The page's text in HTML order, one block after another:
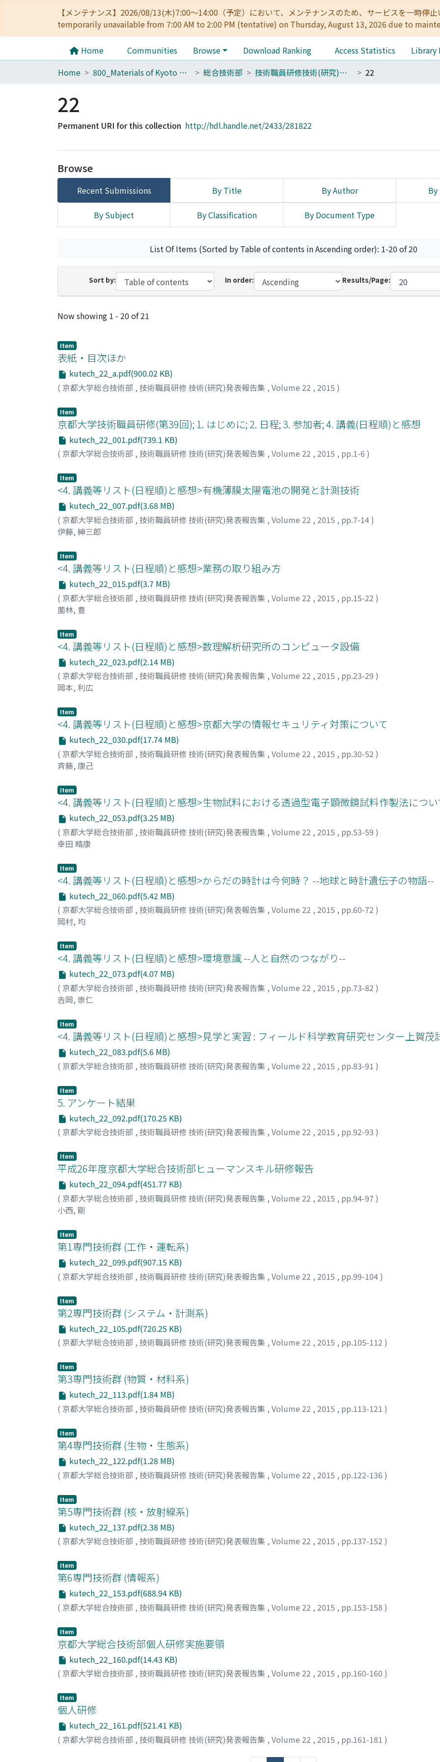
【メンテナンス】2026/08/13(木)7:00～14:00（予定）において、メンテナンスのため、サービスを一時
temporarily unavailable from 7:00 AM to 2:00 PM (tentative) on Thursday, August 13, 2026 due to
Home Communities Browse Download Ranking Access Statistics
Library
Home
800_Materials of Kyoto University 総合技術部 技術職員研修技術(研究)発表報告集 22
22
Permanent URI for this collection http://hdl.handle.net/2433/281822
Browse
Recent Submissions By Title By Author By
By Subject By Classification By Document Type
List Of Items (Sorted by Table of contents in Ascending order): 1-20 of 20
Sort by: In order: Results/Page:
Recent Submissions
Now showing 1 - 20 of 21
Item
表紙・目次ほか
kutech_22_a.pdf(900.02 KB)
( 京都大学総合技術部 , 技術職員研修 技術(研究)発表報告集 , Volume 22 , 2015 )
Item
京都大学技術職員研修(第39回); 1. はじめに; 2. 日程; 3. 参加者; 4. 講義(日程順)と感想
kutech_22_001.pdf(739.1 KB)
( 京都大学総合技術部 , 技術職員研修 技術(研究)発表報告集 , Volume 22 , 2015 , pp.1-6 )
Item
<4. 講義等リスト(日程順)と感想>有機薄膜太陽電池の開発と計測技術
kutech_22_007.pdf(3.68 MB)
( 京都大学総合技術部 , 技術職員研修 技術(研究)発表報告集 , Volume 22 , 2015 , pp.7-14)
伊藤, 紳三郎
Item
<4. 講義等リスト(日程順)と感想>業務の取り組み方
kutech_22_015.pdf(3.7 MB)
( 京都大学総合技術部 , 技術職員研修 技術(研究)発表報告集 , Volume 22 , 2015 , pp.15-22 )
薗林, 豊
Item
<4. 講義等リスト(日程順)と感想>数理解析研究所のコンピュータ設備
kutech_22_023.pdf(2.14 MB)
( 京都大学総合技術部 , 技術職員研修 技術(研究)発表報告集 , Volume 22 , 2015 , pp.23-29 )
岡本, 利広
Item
<4. 講義等リスト(日程順)と感想>京都大学の情報セキュリティ対策について
kutech_22_030.pdf(17.74 MB)
( 京都大学総合技術部 , 技術職員研修 技術(研究)発表報告集 , Volume 22 , 2015 , pp.30-52 )
斉藤, 康己
Item
<4. 講義等リスト(日程順)と感想>生物試料における透過型電子顕微鏡試料作製法につ
kutech_22_053.pdf(3.25 MB)
( 京都大学総合技術部 , 技術職員研修 技術(研究)発表報告集 , Volume 22 , 2015 , pp.53-59 )
幸田 晴康
Item
<4. 講義等リスト(日程順)と感想>からだの時計は今何時？ --地球と時計遺伝子の物語--
kutech_22_060.pdf(5.42 MB)
( 京都大学総合技術部 , 技術職員研修 技術(研究)発表報告集 , Volume 22 , 2015 , pp.60-72 )
岡村, 均
Item
<4. 講義等リスト(日程順)と感想>環境意識 --人と自然のつながり--
kutech_22_073.pdf(4.07 MB)
( 京都大学総合技術部 , 技術職員研修 技術(研究)発表報告集 , Volume 22 , 2015 , pp.73-82 )
吉岡, 崇仁
Item
<4. 講義等リスト(日程順)と感想>見学と実習 : フィールド科学教育研究センター上賀茂
kutech_22_083.pdf(5.6 MB)
( 京都大学総合技術部 , 技術職員研修 技術(研究)発表報告集 , Volume 22 , 2015 , pp.83-91 )
Item
5. アンケート結果
kutech_22_092.pdf(170.25 KB)
( 京都大学総合技術部 , 技術職員研修 技術(研究)発表報告集 , Volume 22 , 2015 , pp.92-93 )
Item
平成26年度京都大学総合技術部ヒューマンスキル研修報告
kutech_22_094.pdf(451.77 KB)
( 京都大学総合技術部 , 技術職員研修 技術(研究)発表報告集 , Volume 22 , 2015 , pp.94-97 )
小西, 剛
Item
第1専門技術群 (工作・運転系)
kutech_22_099.pdf(907.15 KB)
( 京都大学総合技術部 , 技術職員研修 技術(研究)発表報告集 , Volume 22 , 2015 , pp.99-104)
Item
第2専門技術群 (システム・計測系)
kutech_22_105.pdf(720.25 KB)
( 京都大学総合技術部 , 技術職員研修 技術(研究)発表報告集 , Volume 22 , 2015 , pp.105-112 )
Item
第3専門技術群 (物質・材料系)
kutech_22_113.pdf(1.84 MB)
( 京都大学総合技術部 , 技術職員研修 技術(研究)発表報告集 , Volume 22 , 2015 , pp.113-121 )
Item
第4専門技術群 (生物・生態系)
kutech_22_122.pdf(1.28 MB)
( 京都大学総合技術部 , 技術職員研修 技術(研究)発表報告集 , Volume 22 , 2015 , pp.122-136 )
Item
第5専門技術群 (核・放射線系)
kutech_22_137.pdf(2.38 MB)
( 京都大学総合技術部 , 技術職員研修 技術(研究)発表報告集 , Volume 22 , 2015 , pp.137-152 )
Item
第6専門技術群 (情報系)
kutech_22_153.pdf(688.94 KB)
( 京都大学総合技術部 , 技術職員研修 技術(研究)発表報告集 , Volume 22 , 2015 , pp.153-158 )
Item
京都大学総合技術部個人研修実施要領
kutech_22_160.pdf(14.43 KB)
( 京都大学総合技術部 , 技術職員研修 技術(研究)発表報告集 , Volume 22 , 2015 , pp.160-160 )
Item
個人研修
kutech_22_161.pdf(521.41 KB)
( 京都大学総合技術部 , 技術職員研修 技術(研究)発表報告集 , Volume 22 , 2015 , pp.161-181 )